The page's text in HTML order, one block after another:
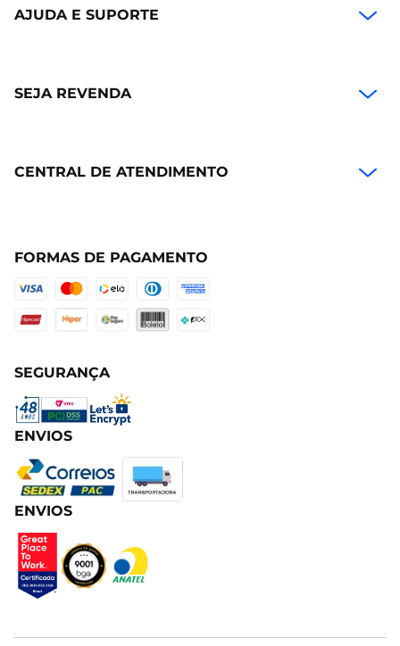
AJUDA E SUPORTE
SEJA REVENDA
CENTRAL DE ATENDIMENTO
FORMAS DE PAGAMENTO
SEGURANÇA
ENVIOS
ENVIOS